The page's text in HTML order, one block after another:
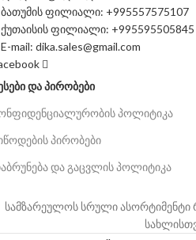
ბათუმის ფილიალი: +995557575107
ქუთაისის ფილიალი: +995595505845
E-mail: dika.sales@gmail.com
ᲓᲐ ᲞᲘᲠᲝᲑᲔᲑᲘ
პოლიტიკა
პირობები
და გაცვლის პოლიტიკა
სამზარეულოს სრული ასორტიმენტი